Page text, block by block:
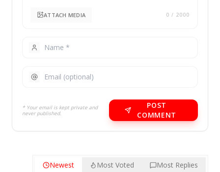
ATTACH MEDIA 0 / 2000
* Your email is kept private and
never published.
POST
COMMENT
Newest Most Voted Most Replies